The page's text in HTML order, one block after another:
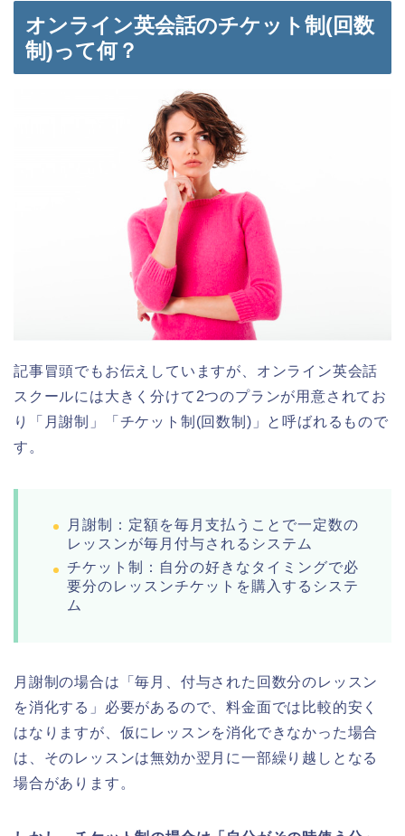
オンライン英会話のチケット制(回数
制)って何？
記事冒頭でもお伝えしていますが、オンライン英会話
スクールには大きく分けて2つのプランが用意されてお
り「月謝制」「チケット制(回数制)」と呼ばれるもので
す。
月謝制：定額を毎月支払うことで一定数の
レッスンが毎月付与されるシステム
チケット制：自分の好きなタイミングで必
要分のレッスンチケットを購入するシステ
ム
月謝制の場合は「毎月、付与された回数分のレッスン
を消化する」必要があるので、料金面では比較的安く
はなりますが、仮にレッスンを消化できなかった場合
は、そのレッスンは無効か翌月に一部繰り越しとなる
場合があります。